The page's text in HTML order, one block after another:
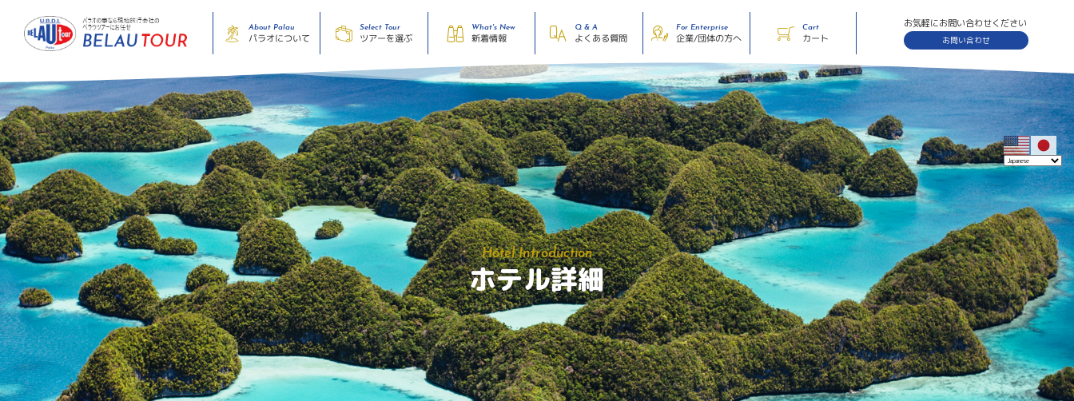
About Palau
パラオについて
Select Tour
ツアーを選ぶ
What's New
新着情報
Q & A
よくある質問
For Enterprise
企業/団体の方へ
Cart
カート
お気軽にお問い合わせください
お問い合わせ
Hotel Introduction
ホテル詳細